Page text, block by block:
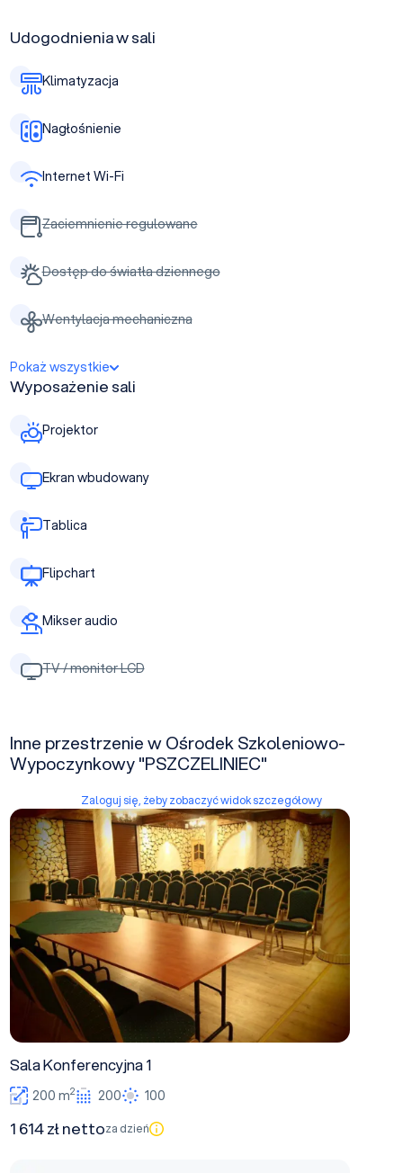
Udogodnienia w sali
Klimatyzacja
Nagłośnienie
Internet Wi-Fi
Zaciemnienie regulowane
Dostęp do światła dziennego
Wentylacja mechaniczna
Pokaż wszystkie
Wyposażenie sali
Projektor
Ekran wbudowany
Tablica
Flipchart
Mikser audio
TV / monitor LCD
Inne przestrzenie w Ośrodek Szkoleniowo-
Wypoczynkowy "PSZCZELINIEC"
Zaloguj się, żeby zobaczyć widok szczegółowy
Sala Konferencyjna 1
Sala Konferencyjna 1
200 m2 200 100
1 614 zł nettoza dzień